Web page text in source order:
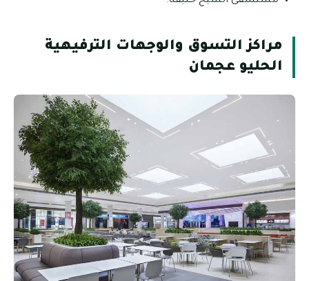
مراكز التسوق والوجهات الترفيهية
الحليو عجمان